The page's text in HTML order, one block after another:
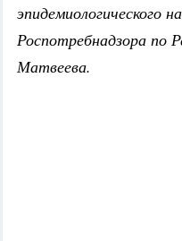
эпидемиологического
Роспотребнадзора по
Матвеева.